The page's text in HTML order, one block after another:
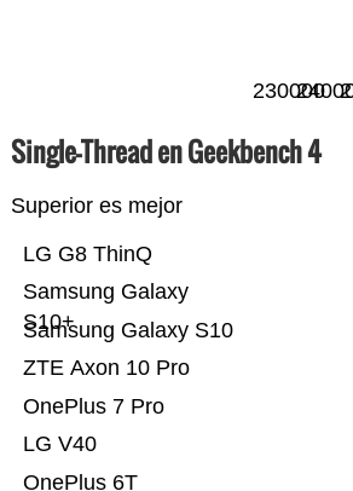
230000
Single-Thread en Geekbench 4
Superior es mejor
OnePlus 6T
LG V40
OnePlus 7 Pro
ZTE Axon 10 Pro
Samsung Galaxy S10
Samsung Galaxy
S10+
LG G8 ThinQ